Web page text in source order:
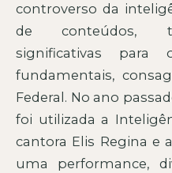
controverso da
de conteúdos,
significativas para
fundamentais,
Federal. No ano
foi utilizada a
cantora Elis Regina e
uma performance,